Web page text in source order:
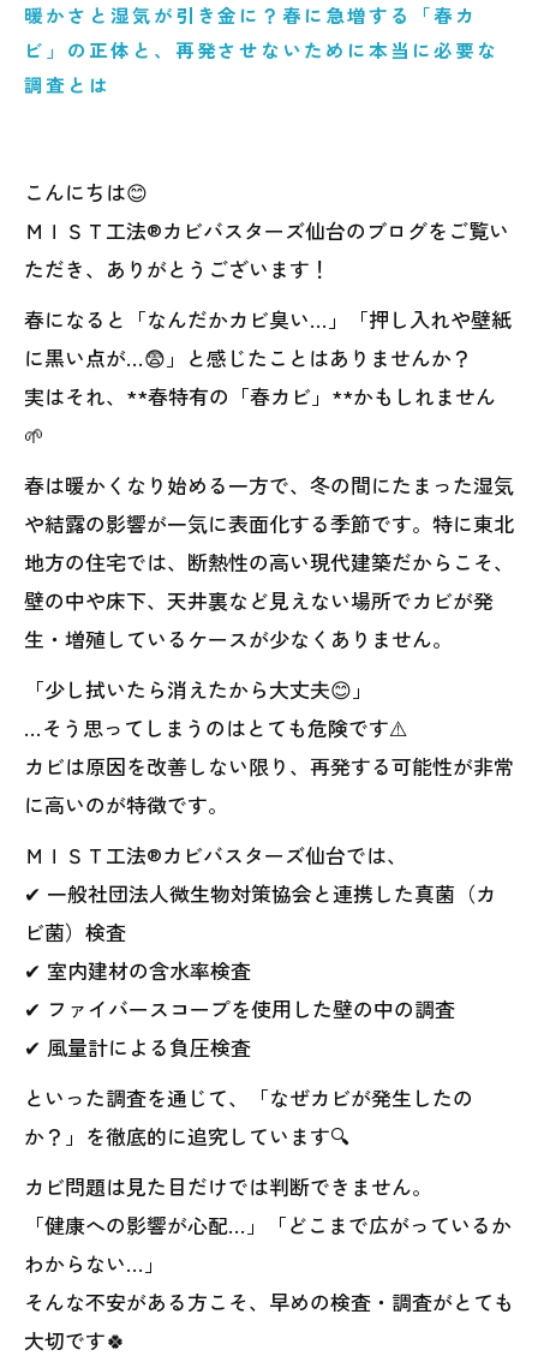
暖かさと湿気が引き金に？春に急増する「春カ
ビ」の正体と、再発させないために本当に必要な
調査とは
こんにちは😊
ＭＩＳＴ工法®カビバスターズ仙台のブログをご覧い
ただき、ありがとうございます！
春になると「なんだかカビ臭い…」「押し入れや壁紙
に黒い点が…😨」と感じたことはありませんか？
実はそれ、**春特有の「春カビ」**かもしれません
🌱
春は暖かくなり始める一方で、冬の間にたまった湿気
や結露の影響が一気に表面化する季節です。特に東北
地方の住宅では、断熱性の高い現代建築だからこそ、
壁の中や床下、天井裏など見えない場所でカビが発
生・増殖しているケースが少なくありません。
「少し拭いたら消えたから大丈夫😊」
…そう思ってしまうのはとても危険です⚠️
カビは原因を改善しない限り、再発する可能性が非常
に高いのが特徴です。
ＭＩＳＴ工法®カビバスターズ仙台では、
✔ 一般社団法人微生物対策協会と連携した真菌（カ
ビ菌）検査
✔ 室内建材の含水率検査
✔ ファイバースコープを使用した壁の中の調査
✔ 風量計による負圧検査
といった調査を通じて、「なぜカビが発生したの
か？」を徹底的に追究しています🔍
カビ問題は見た目だけでは判断できません。
「健康への影響が心配…」「どこまで広がっているか
わからない…」
そんな不安がある方こそ、早めの検査・調査がとても
大切です🍀